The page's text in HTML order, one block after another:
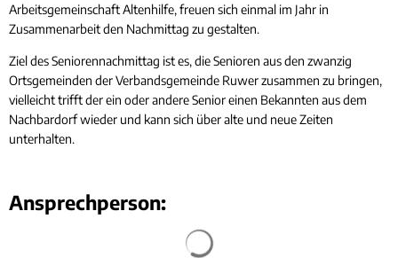
Arbeitsgemeinschaft Altenhilfe, freuen sich einmal im Jahr in
Zusammenarbeit den Nachmittag zu gestalten.
Ziel des Seniorennachmittag ist es, die Senioren aus den zwanzig
Ortsgemeinden der Verbandsgemeinde Ruwer zusammen zu bringen,
vielleicht trifft der ein oder andere Senior einen Bekannten aus dem
Nachbardorf wieder und kann sich über alte und neue Zeiten
unterhalten.
Ansprechperson: